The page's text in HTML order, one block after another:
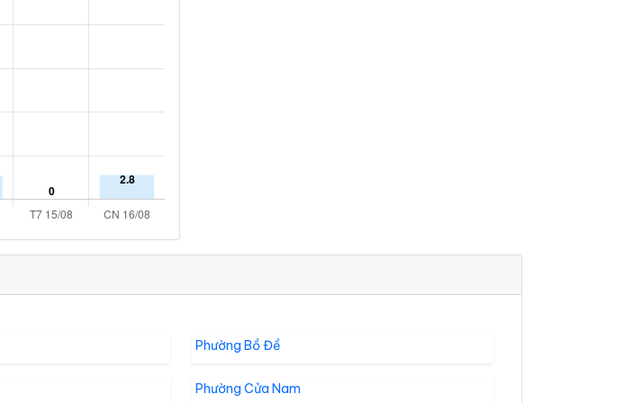
Phường Bồ Đề
Phường Cửa Nam